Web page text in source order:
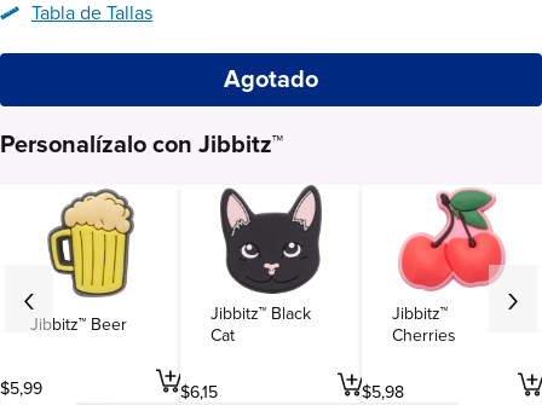
Tabla de Tallas
Agotado
Personalízalo con Jibbitz™
Jibbitz™ Beer
$5,99
Jibbitz™ Black
Cat
$6,15
Jibbitz™
Cherries
$5,98